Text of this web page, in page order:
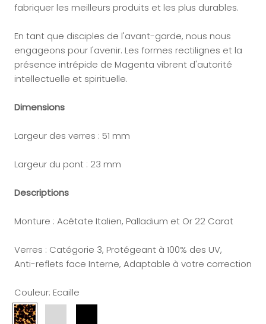
fabriquer les meilleurs produits et les plus durables.
En tant que disciples de l'avant-garde, nous nous
engageons pour l'avenir. Les formes rectilignes et la
présence intrépide de Magenta vibrent d'autorité
intellectuelle et spirituelle.
Dimensions
Largeur des verres : 51 mm
Largeur du pont : 23 mm
Descriptions
Monture : Acétate Italien, Palladium et Or 22 Carat
Verres : Catégorie 3, Protégeant à 100% des UV,
Anti-reflets face Interne, Adaptable à votre correction
Couleur: Ecaille
Ecaille